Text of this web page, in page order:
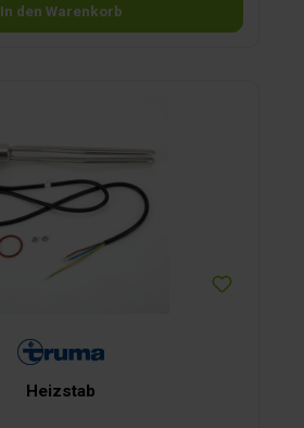
In den Warenkorb
Heizstab